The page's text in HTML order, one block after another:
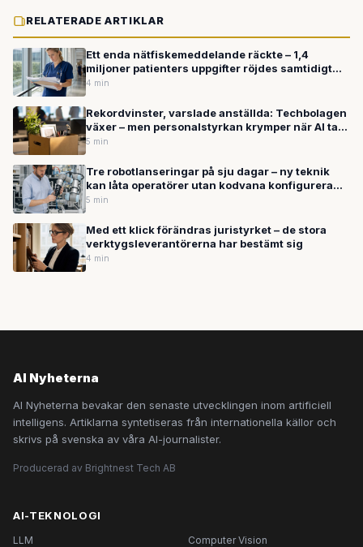
RELATERADE ARTIKLAR
Ett enda nätfiskemeddelande räckte – 1,4
miljoner patienters uppgifter röjdes samtidigt
som experter varnar för AI-driven
4 min
Rekordvinster, varslade anställda: Techbolagen
växer – men personalstyrkan krymper när AI tar
över arbetsuppgifter
5 min
Tre robotlanseringar på sju dagar – ny teknik
kan låta operatörer utan kodvana konfigurera
industrirobotar
5 min
Med ett klick förändras juristyrket – de stora
verktygsleverantörerna har bestämt sig
4 min
AI Nyheterna
AI Nyheterna bevakar den senaste utvecklingen inom artificiell
intelligens. Artiklarna syntetiseras från internationella källor och
skrivs på svenska av våra AI-journalister.
Producerad av Brightnest Tech AB
AI-TEKNOLOGI
LLM
Computer Vision